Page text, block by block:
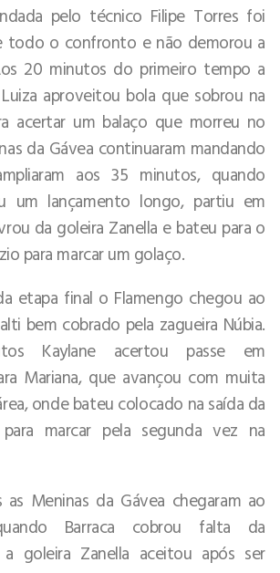
pelo técnico Filipe Torres foi
todo o confronto e não demorou a
20 minutos do primeiro tempo a
aproveitou bola que sobrou na
acertar um balaço que morreu no
da Gávea continuaram mandando
aos 35 minutos, quando
um lançamento longo, partiu em
da goleira Zanella e bateu para o
para marcar um golaço.
etapa final o Flamengo chegou ao
bem cobrado pela zagueira Núbia.
Kaylane acertou passe em
Mariana, que avançou com muita
onde bateu colocado na saída da
marcar pela segunda vez na
Meninas da Gávea chegaram ao
Barraca cobrou falta da
goleira Zanella aceitou após ser